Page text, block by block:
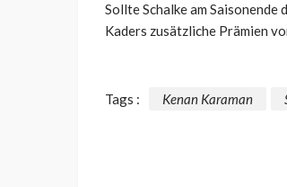
Sollte Schalke am
Kaders zusätzliche Prämien
Tags : Kenan Karaman